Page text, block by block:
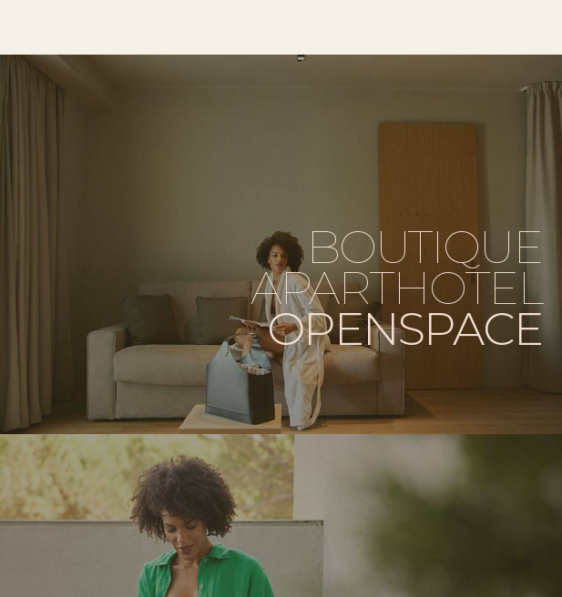
BOUTIQUE
APARTHOTEL
OPENSPACE